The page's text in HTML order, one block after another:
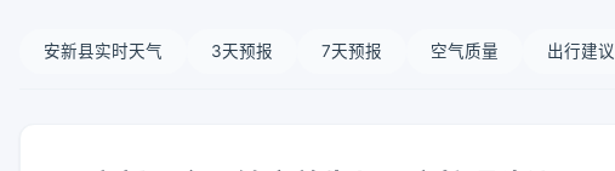
安新县实时天气 3天预报 7天预报 空气质量 出行建议